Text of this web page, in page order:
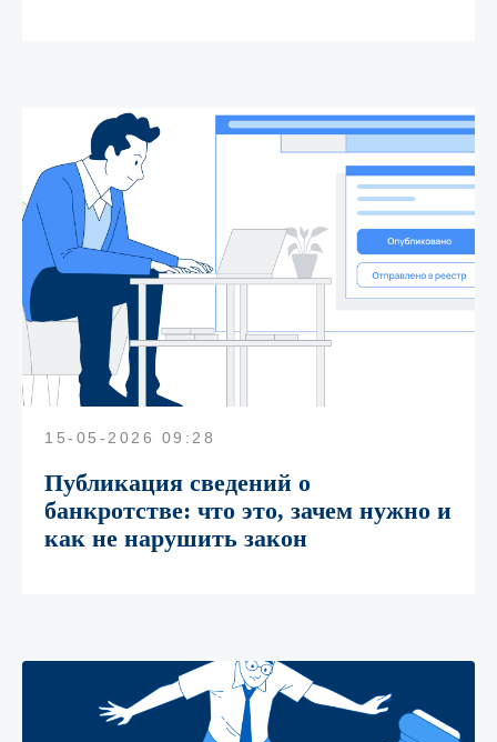
15-05-2026 09:28
Публикация сведений о
банкротстве: что это, зачем нужно и
как не нарушить закон